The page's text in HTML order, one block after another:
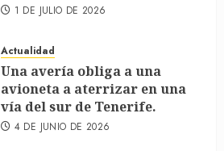
1 DE JULIO DE 2026
Actualidad
Una avería obliga a una
avioneta a aterrizar en una
vía del sur de Tenerife.
4 DE JUNIO DE 2026